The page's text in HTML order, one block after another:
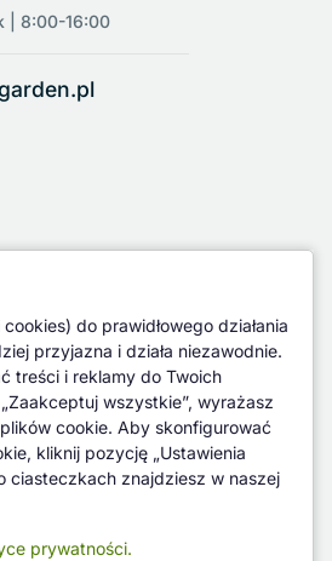
| 8:00-16:00
do prawidłowego działania
przyjazna i działa niezawodnie.
treści i reklamy do Twoich
wszystkie”, wyrażasz
cookie. Aby skonfigurować
kliknij pozycję „Ustawienia
ciasteczkach znajdziesz w naszej
prywatności.